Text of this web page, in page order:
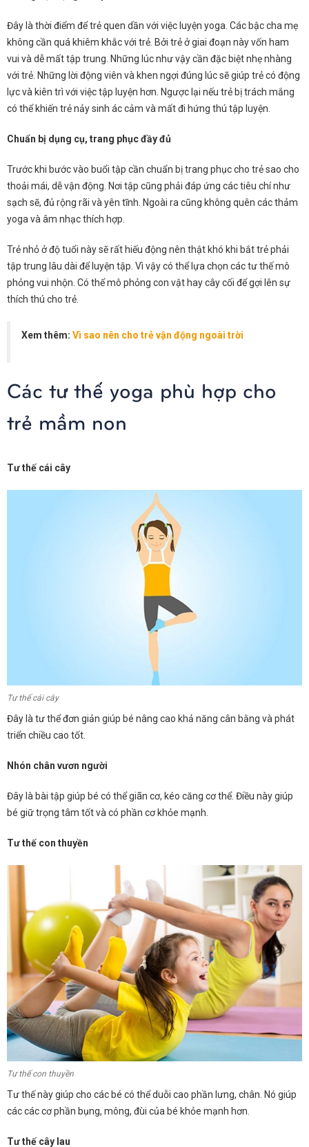
Đây là thời điểm để trẻ quen dần với việc luyện yoga. Các bậc cha mẹ
không cần quá khiêm khắc với trẻ. Bởi trẻ ở giai đoạn này vốn ham
vui và dễ mất tập trung. Những lúc như vậy cần đặc biệt nhẹ nhàng
với trẻ. Những lời động viên và khen ngợi đúng lúc sẽ giúp trẻ có động
lực và kiên trì với việc tập luyện hơn. Ngược lại nếu trẻ bị trách mắng
có thể khiến trẻ nảy sinh ác cảm và mất đi hứng thú tập luyện.
Chuẩn bị dụng cụ, trang phục đầy đủ
Trước khi bước vào buổi tập cần chuẩn bị trang phục cho trẻ sao cho
thoải mái, dễ vận động. Nơi tập cũng phải đáp ứng các tiêu chí như
sạch sẽ, đủ rộng rãi và yên tĩnh. Ngoài ra cũng không quên các thảm
yoga và âm nhạc thích hợp.
Trẻ nhỏ ở độ tuổi này sẽ rất hiếu động nên thật khó khi bắt trẻ phải
tập trung lâu dài để luyện tập. Vì vậy có thể lựa chọn các tư thế mô
phỏng vui nhộn. Có thể mô phỏng con vật hay cây cối để gợi lên sự
thích thú cho trẻ.
Xem thêm: Vì sao nên cho trẻ vận động ngoài trời
Các tư thế yoga phù hợp cho
trẻ mầm non
Tư thế cái cây
Tư thế cái cây
Đây là tư thể đơn giản giúp bé nâng cao khả năng cân bằng và phát
triển chiều cao tốt.
Nhón chân vươn người
Đây là bài tập giúp bé có thể giãn cơ, kéo căng cơ thể. Điều này giúp
bé giữ trọng tâm tốt và có phần cơ khỏe mạnh.
Tư thế con thuyền
Tư thế con thuyền
Tư thế này giúp cho các bé có thể duỗi cao phần lưng, chân. Nó giúp
các các cơ phần bụng, mông, đùi của bé khỏe mạnh hơn.
Tư thế cây lau